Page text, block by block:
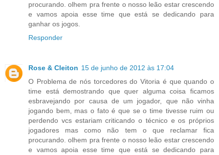
procurando. olhem pra frente o nosso leão estar crescendo
e vamos apoia esse time que está se dedicando para
ganhar os jogos.
Responder
Rose & Cleiton 15 de junho de 2012 às 17:04
O Problema de nós torcedores do Vitoria é que quando o
time está demostrando que quer alguma coisa ficamos
esbravejando por causa de um jogador, que não vinha
jogando bem, mas o fato é que se o time tivesse ruim ou
perdendo vcs estariam criticando o técnico e os próprios
jogadores mas como não tem o que reclamar fica
procurando. olhem pra frente o nosso leão estar crescendo
e vamos apoia esse time que está se dedicando para